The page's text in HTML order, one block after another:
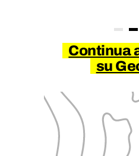
Continua
su